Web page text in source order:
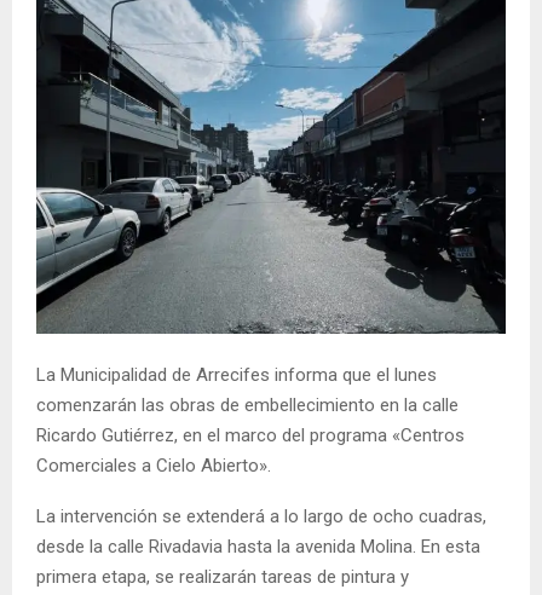
La Municipalidad de Arrecifes informa que el lunes
comenzarán las obras de embellecimiento en la calle
Ricardo Gutiérrez, en el marco del programa «Centros
Comerciales a Cielo Abierto».
La intervención se extenderá a lo largo de ocho cuadras,
desde la calle Rivadavia hasta la avenida Molina. En esta
primera etapa, se realizarán tareas de pintura y